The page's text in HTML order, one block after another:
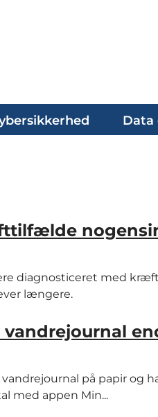
Data
diagnosticeret med
længere.
vandrejournal
vandrejournal på papir
med appen Min...